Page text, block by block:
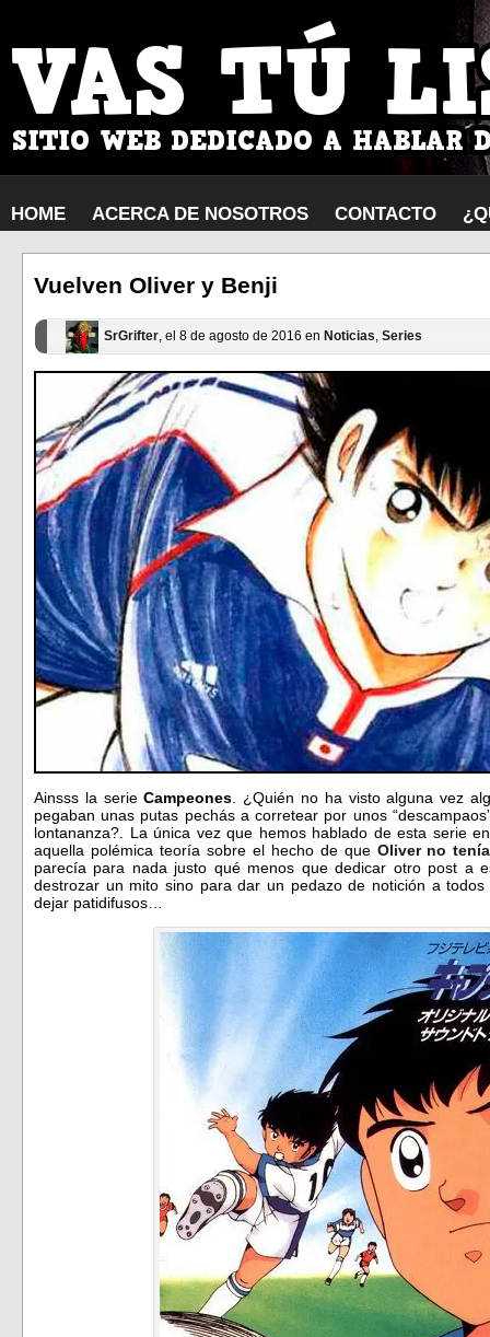
HOME ACERCA DE NOSOTROS CONTACTO
Vuelven Oliver y Benji
SrGrifter, el 8 de agosto de 2016 en Noticias, Series
Ainsss la serieCampeones . ¿Quién no ha visto alguna vez
pegaban unas putas pechás a corretear por unos
lontananza?. La única vez que hemos hablado de esta serie
aquella polémica teoría sobre el hecho de que Oliver no
parecía para nada justo qué menos que dedicar otro post a
destrozar un mito sino para dar un pedazo de notición a
dejar patidifusos…